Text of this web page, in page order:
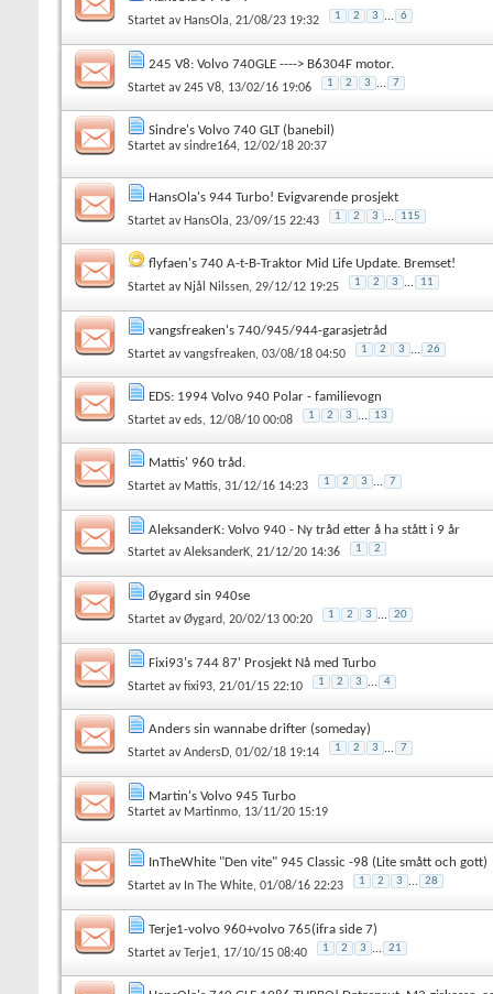
Startet av HansOla, 21/08/23 19:32 1 2 3 ... 6
245 V8: Volvo 740GLE ----> B6304F motor.
Startet av245 V8, 13/02/16 19:06 1 2 3 ... 7
Sindre's Volvo 740 GLT (banebil)
Startet avsindre164, 12/02/18 20:37
HansOla's 944 Turbo! Evigvarende prosjekt
Startet av HansOla, 23/09/15 22:43 1 2 3 ... 115
flyfaen's 740 A-t-B-Traktor Mid Life Update. Bremset!
Startet av Njål Nilssen, 29/12/12 19:25 1 2 3 ... 11
vangsfreaken's 740/945/944-garasjetråd
Startet avvangsfreaken, 03/08/18 04:50 1 2 3 ... 26
EDS: 1994 Volvo 940 Polar - familievogn
Startet aveds, 12/08/10 00:08 1 2 3 ... 13
Mattis' 960 tråd.
Startet av Mattis, 31/12/16 14:23 1 2 3 ... 7
AleksanderK: Volvo 940 - Ny tråd etter å ha stått i 9 år
Startet avAleksanderK, 21/12/20 14:36 1 2
Øygard sin 940se
Startet avØygard, 20/02/13 00:20 1 2 3 ... 20
Fixi93's 744 87' Prosjekt Nå med Turbo
Startet avfixi93, 21/01/15 22:10 1 2 3 ... 4
Anders sin wannabe drifter (someday)
Startet avAndersD, 01/02/18 19:14 1 2 3 ... 7
Martin's Volvo 945 Turbo
Startet av Martinmo, 13/11/20 15:19
InTheWhite "Den vite" 945 Classic -98 (Lite smått och gott)
Startet av In The White, 01/08/16 22:23 1 2 3 ... 28
Terje1-volvo 960+volvo 765(ifra side 7)
Startet avTerje1, 17/10/15 08:40 1 2 3 ... 21